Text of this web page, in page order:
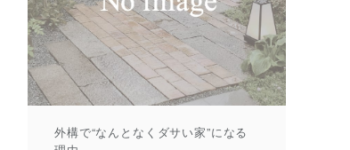
外構で“なんとなくダサい家”になる